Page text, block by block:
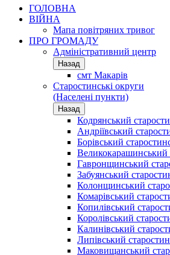
ГОЛОВНА
ВІЙНА
Мапа повітряних тривог
ПРО ГРОМАДУ
Aдміністративний центр
Назад
смт Макарів
Старостинські округи
(Населені пункти)
Назад
Кодрянський
Андріївський
Борівський
Великокарашинський
Гавронщинський
Забуянський
Колонщинський
Комарівський
Копилівський
Королівський
Калинівський
Липівський
Маковищанський